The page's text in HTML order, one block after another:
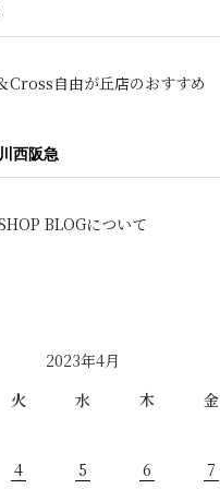
Cross自由が丘店のおすすめ
西阪急
BLOGについて
2023年4月
火 水 木 金
4 5 6 7